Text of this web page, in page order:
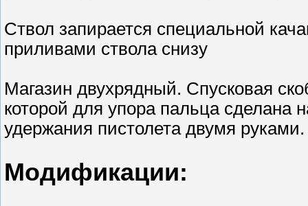
Ствол запирается специальной
приливами ствола снизу
Магазин двухрядный. Спусковая
которой для упора пальца сделана
удержания пистолета двумя руками.
Модификации: